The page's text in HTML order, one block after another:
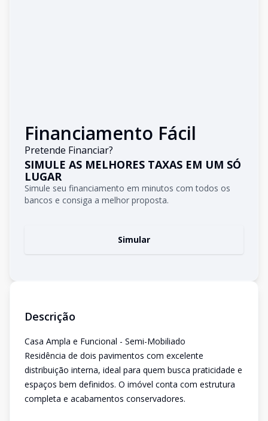
Financiamento Fácil
Pretende Financiar?
SIMULE AS MELHORES TAXAS EM UM SÓ
LUGAR
Simule seu financiamento em minutos com todos os
bancos e consiga a melhor proposta.
Simular
Descrição
Casa Ampla e Funcional - Semi-Mobiliado
Residência de dois pavimentos com excelente
distribuição interna, ideal para quem busca praticidade e
espaços bem definidos. O imóvel conta com estrutura
completa e acabamentos conservadores.